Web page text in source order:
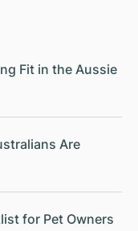
Fit in the Aussie
Are
for Pet Owners